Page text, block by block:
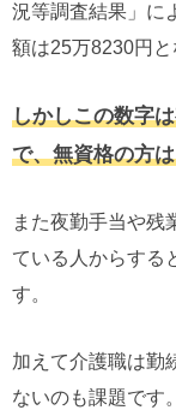
況等調査結果」に
額は25万8230円と
しかしこの数字
で、無資格の方
また夜勤手当や残
ている人からする
す。
加えて介護職は勤
ないのも課題です。